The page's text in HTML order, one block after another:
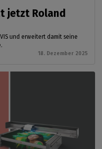
jetzt Roland
und erweitert damit seine
18. Dezember 2025